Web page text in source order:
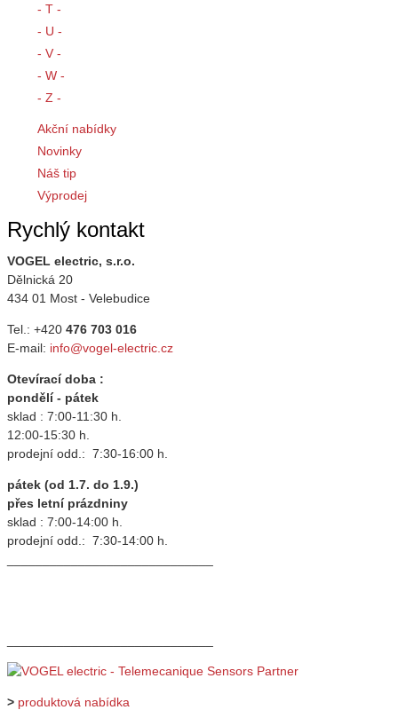
- T -
- U -
- V -
- W -
- Z -
Akční nabídky
Novinky
Náš tip
Výprodej
Rychlý kontakt
VOGEL electric, s.r.o.
Dělnická 20
434 01 Most - Velebudice
Tel.: +420 476 703 016
E-mail: info@vogel-electric.cz
Otevírací doba :
pondělí - pátek
sklad : 7:00-11:30 h.
12:00-15:30 h.
prodejní odd.: 7:30-16:00 h.
pátek (od 1.7. do 1.9.)
přes letní prázdniny
sklad : 7:00-14:00 h.
prodejní odd.: 7:30-14:00 h.
> produktová nabídka